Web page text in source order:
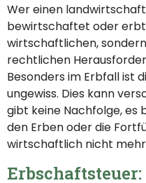
Wer einen
bewirtschaftet oder
wirtschaftlichen,
rechtlichen
Besonders im Erbfall ist
ungewiss. Dies kann
gibt keine Nachfolge, es
den Erben oder die
wirtschaftlich nicht